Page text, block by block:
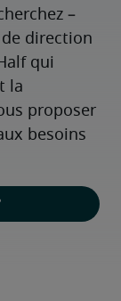
–
direction
qui
la
proposer
besoins